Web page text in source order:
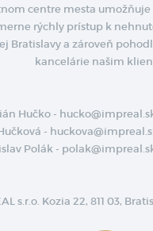
centre mesta
rýchly prístup k
Bratislavy a zároveň
kancelárie našim
Hučko -
-
Polák -
s.r.o. Kozia 22, 811 03,